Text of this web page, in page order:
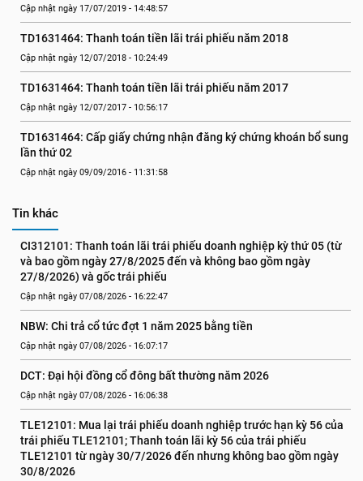
Cập nhật ngày 17/07/2019 - 14:48:57
TD1631464: Thanh toán tiền lãi trái phiếu năm 2018
Cập nhật ngày 12/07/2018 - 10:24:49
TD1631464: Thanh toán tiền lãi trái phiếu năm 2017
Cập nhật ngày 12/07/2017 - 10:56:17
TD1631464: Cấp giấy chứng nhận đăng ký chứng khoán bổ sung
lần thứ 02
Cập nhật ngày 09/09/2016 - 11:31:58
Tin khác
CI312101: Thanh toán lãi trái phiếu doanh nghiệp kỳ thứ 05 (từ
và bao gồm ngày 27/8/2025 đến và không bao gồm ngày
27/8/2026) và gốc trái phiếu
Cập nhật ngày 07/08/2026 - 16:22:47
NBW: Chi trả cổ tức đợt 1 năm 2025 bằng tiền
Cập nhật ngày 07/08/2026 - 16:07:17
DCT: Đại hội đồng cổ đông bất thường năm 2026
Cập nhật ngày 07/08/2026 - 16:06:38
TLE12101: Mua lại trái phiếu doanh nghiệp trước hạn kỳ 56 của
trái phiếu TLE12101; Thanh toán lãi kỳ 56 của trái phiếu
TLE12101 từ ngày 30/7/2026 đến nhưng không bao gồm ngày
30/8/2026